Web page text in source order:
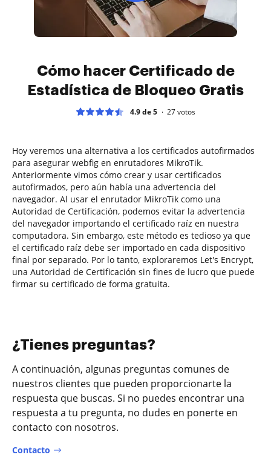
Cómo hacer Certificado de
Estadística de Bloqueo Gratis
4.9 de 5 27votos
Hoy veremos una alternativa a los certificados autofirmados
para asegurar webfig en enrutadores MikroTik.
Anteriormente vimos cómo crear y usar certificados
autofirmados, pero aún había una advertencia del
navegador. Al usar el enrutador MikroTik como una
Autoridad de Certificación, podemos evitar la advertencia
del navegador importando el certificado raíz en nuestra
computadora. Sin embargo, este método es tedioso ya que
el certificado raíz debe ser importado en cada dispositivo
final por separado. Por lo tanto, exploraremos Let's Encrypt,
una Autoridad de Certificación sin fines de lucro que puede
firmar su certificado de forma gratuita.
¿Tienes preguntas?
A continuación, algunas preguntas comunes de
nuestros clientes que pueden proporcionarte la
respuesta que buscas. Si no puedes encontrar una
respuesta a tu pregunta, no dudes en ponerte en
contacto con nosotros.
Contacto